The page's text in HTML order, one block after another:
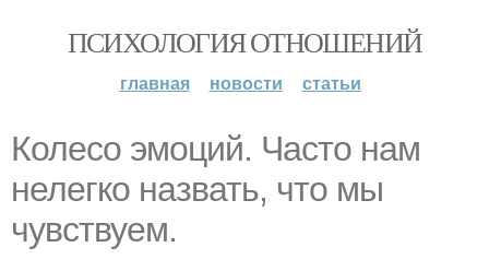
ПСИХОЛОГИЯ ОТНОШЕНИЙ
главная новости статьи
Колесо эмоций. Часто нам
нелегко назвать, что мы
чувствуем.